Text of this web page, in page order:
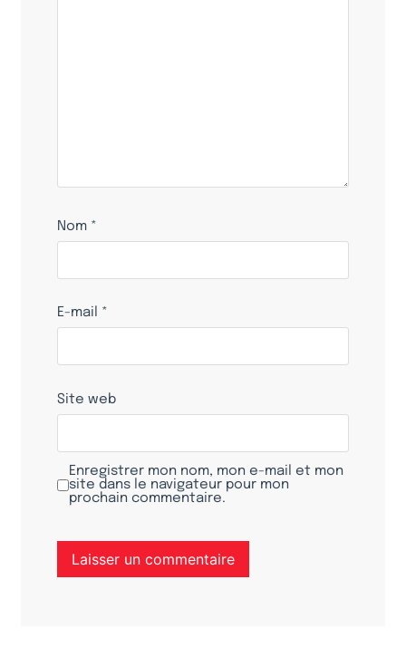
Nom *
E-mail *
Site web
Enregistrer mon nom, mon e-mail et mon
site dans le navigateur pour mon
prochain commentaire.